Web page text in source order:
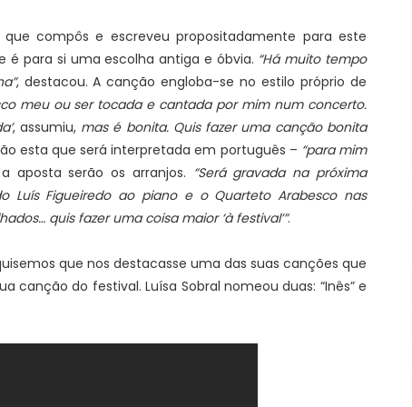
compôs e escreveu propositadamente para este
é para si uma escolha antiga e óbvia. “Há muito tempo
, destacou. A canção engloba-se no estilo próprio de
meu ou ser tocada e cantada por mim num concerto.
, assumiu, mas é bonita. Quis fazer uma canção bonita
esta que será interpretada em português – “para mim
aposta serão os arranjos. “Será gravada na próxima
Luís Figueiredo ao piano e o Quarteto Arabesco nas
quis fazer uma coisa maior ‘à festival’”.
que nos destacasse uma das suas canções que
canção do festival. Luísa Sobral nomeou duas: “Inês” e